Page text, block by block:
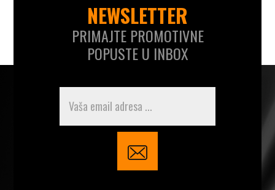
NEWSLETTER
PRIMAJTE PROMOTIVNE
POPUSTE U INBOX